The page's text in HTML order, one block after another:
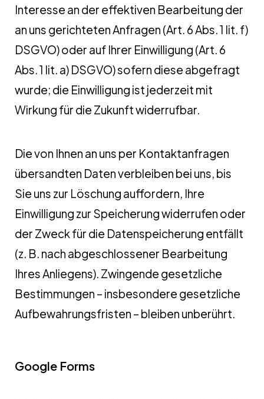
Interesse an der effektiven Bearbeitung der
an uns gerichteten Anfragen (Art. 6 Abs. 1 lit. f)
DSGVO) oder auf Ihrer Einwilligung (Art. 6
Abs. 1 lit. a) DSGVO) sofern diese abgefragt
wurde; die Einwilligung ist jederzeit mit
Wirkung für die Zukunft widerrufbar.
Die von Ihnen an uns per Kontaktanfragen
übersandten Daten verbleiben bei uns, bis
Sie uns zur Löschung auffordern, Ihre
Einwilligung zur Speicherung widerrufen oder
der Zweck für die Datenspeicherung entfällt
(z. B. nach abgeschlossener Bearbeitung
Ihres Anliegens). Zwingende gesetzliche
Bestimmungen – insbesondere gesetzliche
Aufbewahrungsfristen – bleiben unberührt.
Google Forms